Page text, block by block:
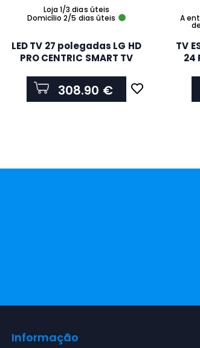
Loja 1/3 dias úteis
Domicílio 2/5 dias úteis
LED TV 27 polegadas LG HD
PRO CENTRIC SMART TV
27LN661H
308.90 €
A
TV
24
Informação